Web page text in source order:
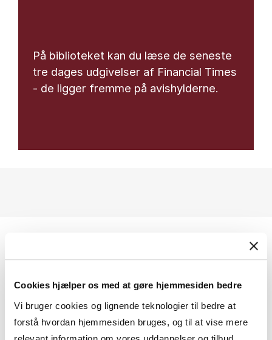
Cookies hjælper os med at gøre hjemmesiden bedre
Vi bruger cookies og lignende teknologier til bedre at
forstå hvordan hjemmesiden bruges, og til at vise mere
På biblioteket kan du læse de seneste
tre dages udgivelser af Financial Times
- de ligger fremme på avishylderne.
HISTORISK ARKIV
Financial Times er udkommet siden